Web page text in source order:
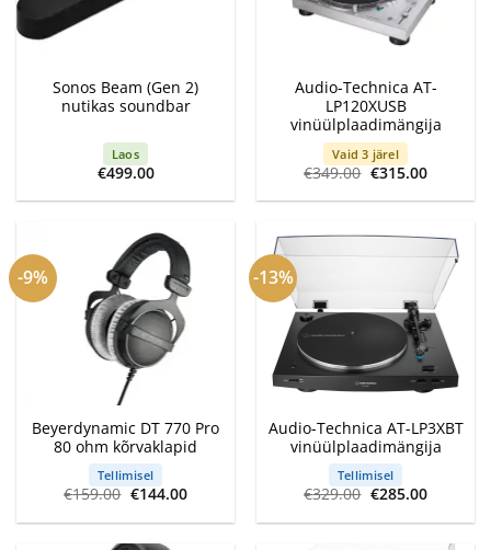
Sonos Beam (Gen 2)
nutikas soundbar
Laos
€499.00
Audio-Technica AT-
LP120XUSB
vinüülplaadimängija
Vaid 3 järel
€349.00 Algne
hind
oli:
€315.00Current
is:
-9%
Beyerdynamic DT 770 Pro
80 ohm kõrvaklapid
Tellimisel
€159.00 Algne
oli:
€144.00Current
is:
-13%
Audio-Technica AT-LP3XBT
vinüülplaadimängija
Tellimisel
€329.00 Algne
oli:
€285.00Current
is: